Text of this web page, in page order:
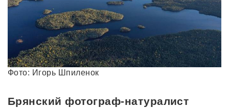
Фото: Игорь Шпиленок
Брянский фотограф-натуралист